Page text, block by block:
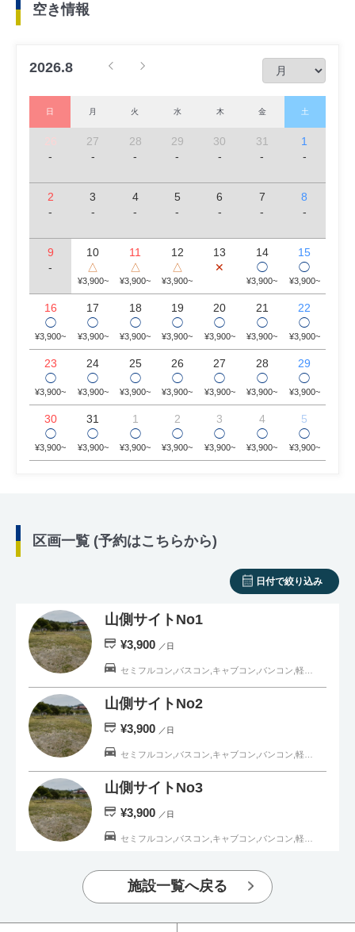
空き情報
2026.8
日 月 火 水 木 金 土
26
-
27
-
28
-
29
-
30
-
31
-
1
-
2
-
3
-
4
-
5
-
6
-
7
-
8
-
9
-
10
△
¥3,900~
11
△
¥3,900~
12
△
¥3,900~
13
✕
14
◯
¥3,900~
15
◯
¥3,900~
16
◯
¥3,900~
17
◯
¥3,900~
18
◯
¥3,900~
19
◯
¥3,900~
20
◯
¥3,900~
21
◯
¥3,900~
22
◯
¥3,900~
23
◯
¥3,900~
24
◯
¥3,900~
25
◯
¥3,900~
26
◯
¥3,900~
27
◯
¥3,900~
28
◯
¥3,900~
29
◯
¥3,900~
30
◯
¥3,900~
31
◯
¥3,900~
1
◯
¥3,900~
2
◯
¥3,900~
3
◯
¥3,900~
4
◯
¥3,900~
5
◯
¥3,900~
区画一覧 (予約はこちらから)
日付で絞り込み
山側サイトNo1
¥3,900 ／日
山側サイトNo2
¥3,900 ／日
山側サイトNo3
¥3,900 ／日
丘側サイトNo4
¥3,900
セミフルコン,バスコン,キャブコン,バンコン,軽キャンピングカー,一般車
施設一覧へ戻る